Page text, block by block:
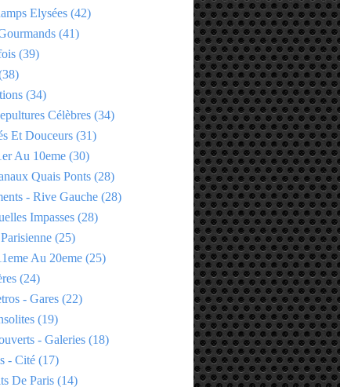
Elysées (42)
(41)
(39)
(34)
Célèbres (34)
Et Douceurs (31)
Au 10eme (30)
Quais Ponts (28)
- Rive Gauche (28)
Impasses (28)
(25)
Au 20eme (25)
(24)
- Gares (22)
(19)
- Galeries (18)
- Cité (17)
De Paris (14)